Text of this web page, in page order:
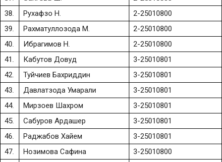
38.
Рухафзо Н.
2-25010800
39.
Рахматуллозода М.
2-25010800
40.
Ибрагимов Н.
2-25010800
41.
Кабутов Довуд
3-25010801
42.
Туйчиев Бахриддин
3-25010801
43.
Давлатзода Умарали
3-25010801
44.
Мирзоев Шахром
3-25010801
45.
Сабуров Ардашер
3-25010801
46.
Раджабов Хайем
3-25010801
47.
Нозимова Сафина
3-25010800